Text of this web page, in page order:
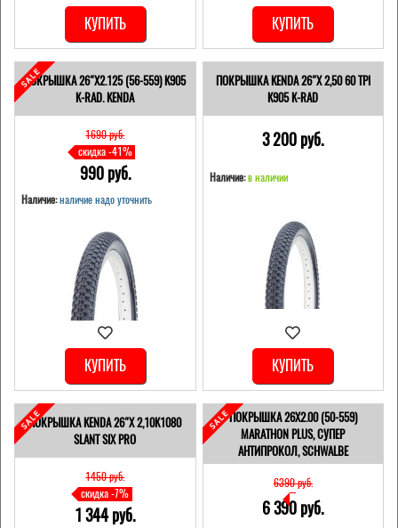
КУПИТЬ КУПИТЬ
ПОКРЫШКА 26"Х2.125 (56-559) K905
K-RAD. KENDA
1690 pуб.
скидка -41%
990 pуб.
Наличие:наличие надо уточнить
КУПИТЬ
ПОКРЫШКА KENDA 26"Х 2,50 60 TPI
K905 K-RAD
3 200 pуб.
Наличие: в наличии
КУПИТЬ
ПОКРЫШКА KENDA 26"Х 2,10K1080
SLANT SIX PRO
1450 pуб.
скидка -7%
1 344 pуб.
ПОКРЫШКА 26X2.00 (50-559)
MARATHON PLUS, СУПЕР
АНТИПРОКОЛ, SCHWALBE
6390 pуб.
6 390 pуб.